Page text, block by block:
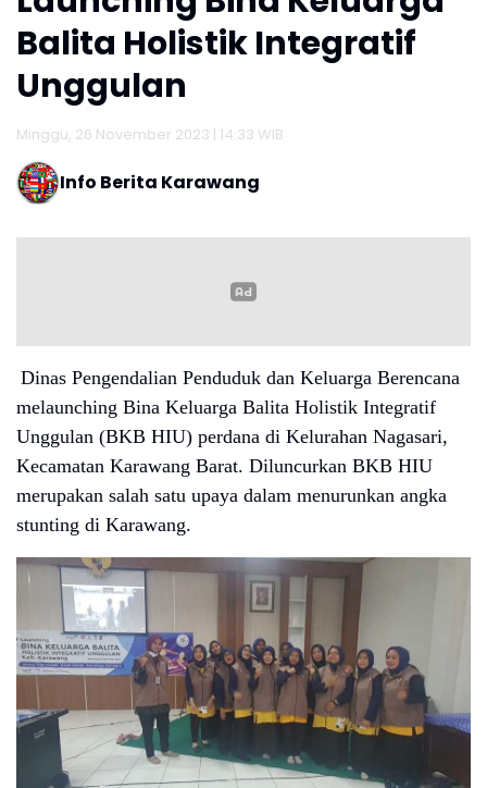
Balita Holistik Integratif
Unggulan
Minggu, 26 November 2023 | 14:33 WIB
Info Berita Karawang
Dinas Pengendalian Penduduk dan Keluarga Berencana
melaunching Bina Keluarga Balita Holistik Integratif
Unggulan (BKB HIU) perdana di Kelurahan Nagasari,
Kecamatan Karawang Barat. Diluncurkan BKB HIU
merupakan salah satu upaya dalam menurunkan angka
stunting di Karawang.